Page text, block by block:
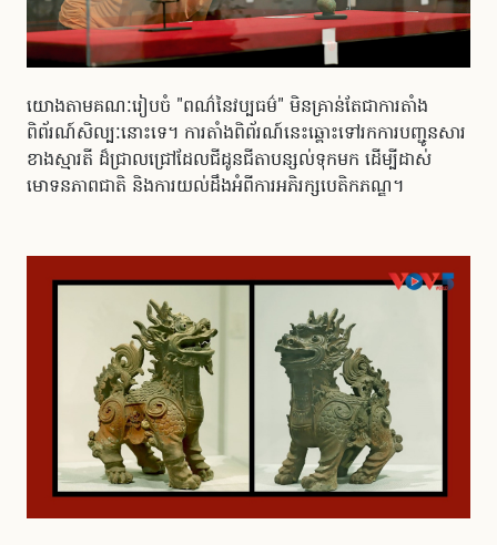
យោងតាមគណៈរៀបចំ "ពណ៌នៃវប្បធម៌" មិនគ្រាន់តែជាការតាំង
ពិព័រណ៍សិល្បៈនោះទេ។ ការតាំងពិព័រណ៍នេះឆ្ពោះទៅរកការបញ្ជូនសារ
ខាងស្មារតី ដ៏ជ្រាលជ្រៅដែលជីដូនជីតាបន្សល់ទុកមក ដើម្បីដាស់
មោទនភាពជាតិ និងការយល់ដឹងអំពីការអភិរក្សបេតិកភណ្ឌ។